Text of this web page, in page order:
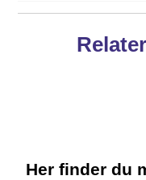
Her finder du